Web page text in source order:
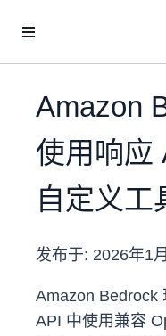
Amazon
使用响应
自定义工
发布于: 2026年1
Amazon Bedrock
API 中使用兼容